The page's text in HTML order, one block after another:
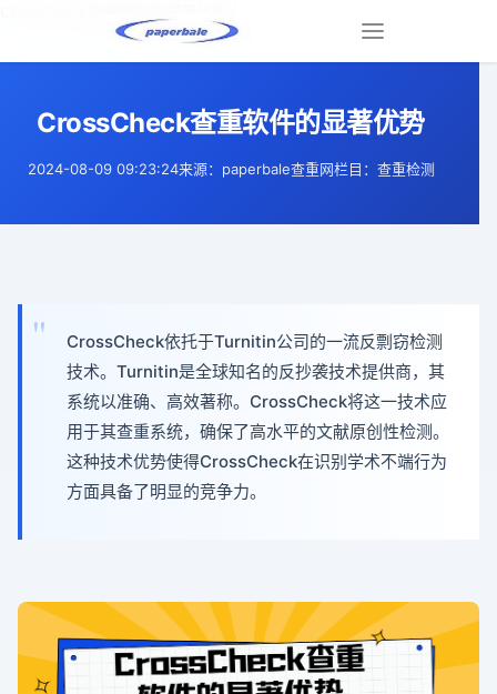
navigation
CrossCheck查重软件的显著优势
2024-08-09 09:23:24来源：paperbale查重网栏目：查重检测
CrossCheck依托于Turnitin公司的一流反剽窃检测
技术。Turnitin是全球知名的反抄袭技术提供商，其
系统以准确、高效著称。CrossCheck将这一技术应
用于其查重系统，确保了高水平的文献原创性检测。
这种技术优势使得CrossCheck在识别学术不端行为
方面具备了明显的竞争力。